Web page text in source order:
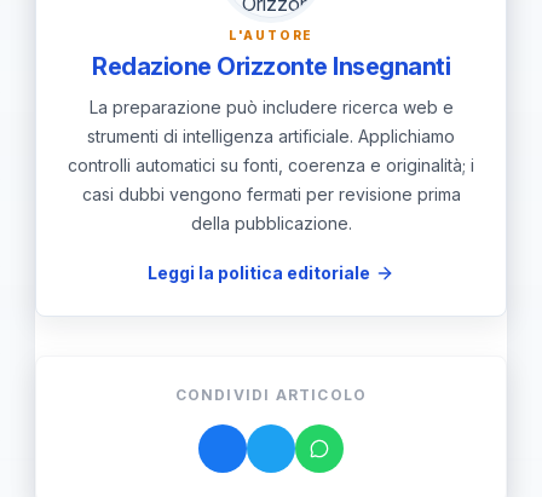
L'AUTORE
Redazione Orizzonte Insegnanti
La preparazione può includere ricerca web e
strumenti di intelligenza artificiale. Applichiamo
controlli automatici su fonti, coerenza e originalità; i
casi dubbi vengono fermati per revisione prima
della pubblicazione.
Leggi la politica editoriale
CONDIVIDI ARTICOLO